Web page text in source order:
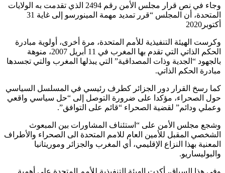
وجاء في نص قرار مجلس الأمن رقم 2494 الذي تقدمت به الولايات
المتحدة، أن المجلس “قرر تمديد مهمة المينورسو إلى غاية 31
أكتوبر2020
وكرست الهيئة التنفيذية للأمم المتحدة، مرة أخرى، أولوية مبادرة
الحكم الذاتي التي تقدم بها المغرب في 11 أبريل 2007، منوهة
بالجهود “الجدية وذات المصداقية” التي يبذلها المغرب والتي تجسدها
مبادرة الحكم الذاتي.
كما رسخ القرار دور الجزائر كطرف رئيسي في المسلسل السياسي
حول الصحراء، مؤكدا على ضرورة التوصل إلى “حل سياسي واقعي
وعملي ودائم” لقضية الصحراء “قائم على التوافق”.
وشجع مجلس الأمن على “استئناف المشاورات بين المبعوث
الشخصي المقبل للأمين العام للامم المتحدة الى الصحراء والأطراف
المعنية بهذا النزاع الإقليمي، أي المغرب والجزائر وموريتانيا
والبوليساريو.
وفي هذا السياق، أكدت الهيئة التنفيذية للأمم المتحدة على أهمية